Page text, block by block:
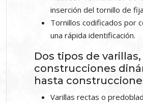
inserción del tornillo de
Tornillos codificados por
una rápida identificación.
Dos tipos de
construcciones
hasta
Varillas rectas o